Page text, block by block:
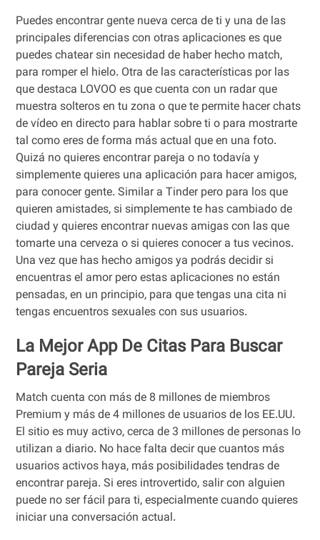
Puedes encontrar gente nueva cerca de ti y una de las
principales diferencias con otras aplicaciones es que
puedes chatear sin necesidad de haber hecho match,
para romper el hielo. Otra de las características por las
que destaca LOVOO es que cuenta con un radar que
muestra solteros en tu zona o que te permite hacer chats
de vídeo en directo para hablar sobre ti o para mostrarte
tal como eres de forma más actual que en una foto.
Quizá no quieres encontrar pareja o no todavía y
simplemente quieres una aplicación para hacer amigos,
para conocer gente. Similar a Tinder pero para los que
quieren amistades, si simplemente te has cambiado de
ciudad y quieres encontrar nuevas amigas con las que
tomarte una cerveza o si quieres conocer a tus vecinos.
Una vez que has hecho amigos ya podrás decidir si
encuentras el amor pero estas aplicaciones no están
pensadas, en un principio, para que tengas una cita ni
tengas encuentros sexuales con sus usuarios.
La Mejor App De Citas Para Buscar
Pareja Seria
Match cuenta con más de 8 millones de miembros
Premium y más de 4 millones de usuarios de los EE.UU.
El sitio es muy activo, cerca de 3 millones de personas lo
utilizan a diario. No hace falta decir que cuantos más
usuarios activos haya, más posibilidades tendras de
encontrar pareja. Si eres introvertido, salir con alguien
puede no ser fácil para ti, especialmente cuando quieres
iniciar una conversación actual.